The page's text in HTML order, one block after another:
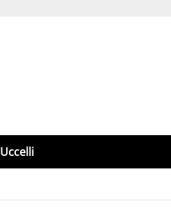
Uccelli